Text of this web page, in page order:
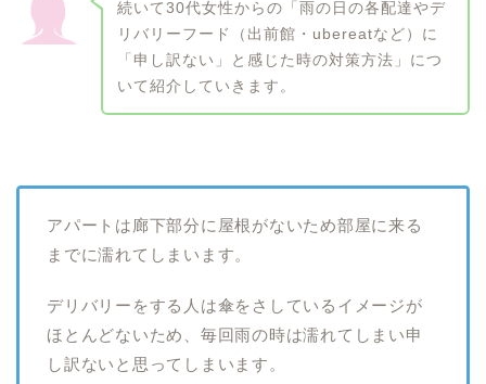
続いて30代女性からの「雨の日の各配達やデ
リバリーフード（出前館・ubereatなど）に
「申し訳ない」と感じた時の対策方法」につ
いて紹介していきます。
アパートは廊下部分に屋根がないため部屋に来る
までに濡れてしまいます。
デリバリーをする人は傘をさしているイメージが
ほとんどないため、毎回雨の時は濡れてしまい申
し訳ないと思ってしまいます。